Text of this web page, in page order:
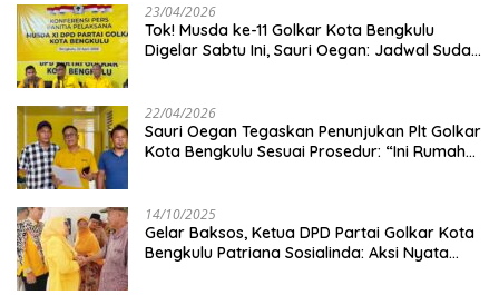
23/04/2026
‎Tok! Musda ke-11 Golkar Kota Bengkulu
Digelar Sabtu Ini, Sauri Oegan: Jadwal Sudah
22/04/2026
Sauri Oegan Tegaskan Penunjukan Plt Golkar
Kota Bengkulu Sesuai Prosedur: “Ini Rumah
14/10/2025
‎Gelar Baksos, Ketua DPD Partai Golkar Kota
Bengkulu Patriana Sosialinda: Aksi Nyata